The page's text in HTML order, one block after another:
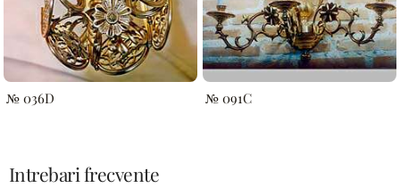
№ 036D № 091C
Intrebari frecvente